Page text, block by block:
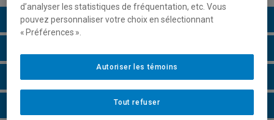
Description du cours
Horaire - Automne 2026
d’analyser les statistiques de fréquentation, etc. Vous
pouvez personnaliser votre choix en sélectionnant
« Préférences ».
Tout refuser
Autoriser les témoins